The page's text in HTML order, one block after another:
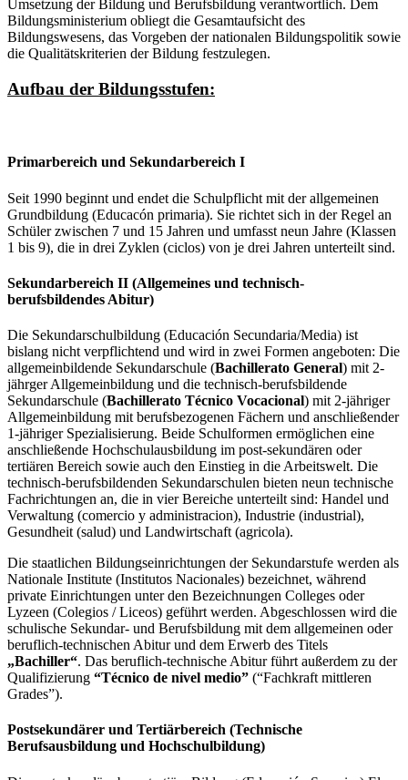
Umsetzung der Bildung und Berufsbildung verantwortlich. Dem
Bildungsministerium obliegt die Gesamtaufsicht des
Bildungswesens, das Vorgeben der nationalen Bildungspolitik sowie
die Qualitätskriterien der Bildung festzulegen.
Aufbau der Bildungsstufen:
Primarbereich und Sekundarbereich I
Seit 1990 beginnt und endet die Schulpflicht mit der allgemeinen
Grundbildung (Educacón primaria). Sie richtet sich in der Regel an
Schüler zwischen 7 und 15 Jahren und umfasst neun Jahre (Klassen
1 bis 9), die in drei Zyklen (ciclos) von je drei Jahren unterteilt sind.
Sekundarbereich II (Allgemeines und technisch-
berufsbildendes Abitur)
Die Sekundarschulbildung (Educación Secundaria/Media) ist
bislang nicht verpflichtend und wird in zwei Formen angeboten: Die
allgemeinbildende Sekundarschule (Bachillerato General) mit 2-
jährger Allgemeinbildung und die technisch-berufsbildende
Sekundarschule (Bachillerato Técnico Vocacional) mit 2-jähriger
Allgemeinbildung mit berufsbezogenen Fächern und anschließender
1-jähriger Spezialisierung. Beide Schulformen ermöglichen eine
anschließende Hochschulausbildung im post-sekundären oder
tertiären Bereich sowie auch den Einstieg in die Arbeitswelt. Die
technisch-berufsbildenden Sekundarschulen bieten neun technische
Fachrichtungen an, die in vier Bereiche unterteilt sind: Handel und
Verwaltung (comercio y administracion), Industrie (industrial),
Gesundheit (salud) und Landwirtschaft (agricola).
Die staatlichen Bildungseinrichtungen der Sekundarstufe werden als
Nationale Institute (Institutos Nacionales) bezeichnet, während
private Einrichtungen unter den Bezeichnungen Colleges oder
Lyzeen (Colegios / Liceos) geführt werden. Abgeschlossen wird die
schulische Sekundar- und Berufsbildung mit dem allgemeinen oder
beruflich-technischen Abitur und dem Erwerb des Titels
„Bachiller“. Das beruflich-technische Abitur führt außerdem zu der
Qualifizierung “Técnico de nivel medio” (“Fachkraft mittleren
Grades”).
Postsekundärer und Tertiärbereich (Technische
Berufsausbildung und Hochschulbildung)